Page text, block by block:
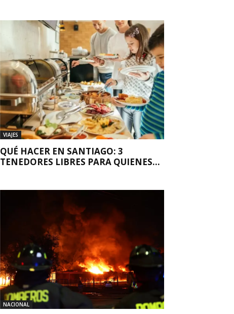
VIAJES
QUÉ HACER EN SANTIAGO: 3
TENEDORES LIBRES PARA QUIENES...
NACIONAL